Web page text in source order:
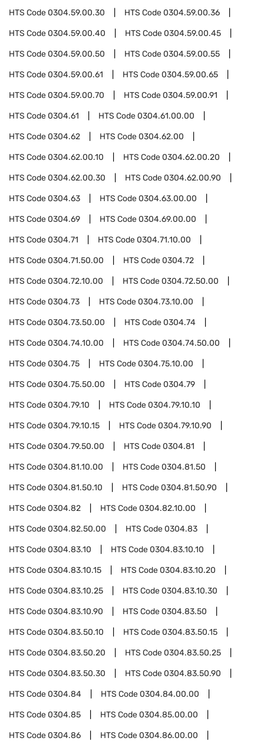
HTS Code0304.59.00.30 HTS Code0304.59.00.36
HTS Code0304.59.00.40 HTS Code0304.59.00.45
HTS Code0304.59.00.50 HTS Code0304.59.00.55
HTS Code0304.59.00.61 HTS Code0304.59.00.65
HTS Code0304.59.00.70 HTS Code0304.59.00.91
HTS Code0304.61 HTS Code0304.61.00.00
HTS Code0304.62 HTS Code0304.62.00
HTS Code0304.62.00.10 HTS Code0304.62.00.20
HTS Code0304.62.00.30 HTS Code0304.62.00.90
HTS Code0304.63 HTS Code0304.63.00.00
HTS Code0304.69 HTS Code0304.69.00.00
HTS Code0304.71 HTS Code0304.71.10.00
HTS Code0304.71.50.00 HTS Code0304.72
HTS Code0304.72.10.00 HTS Code0304.72.50.00
HTS Code0304.73 HTS Code0304.73.10.00
HTS Code0304.73.50.00 HTS Code0304.74
HTS Code0304.74.10.00 HTS Code0304.74.50.00
HTS Code0304.75 HTS Code0304.75.10.00
HTS Code0304.75.50.00 HTS Code0304.79
HTS Code0304.79.10 HTS Code0304.79.10.10
HTS Code0304.79.10.15 HTS Code0304.79.10.90
HTS Code0304.79.50.00 HTS Code0304.81
HTS Code0304.81.10.00 HTS Code0304.81.50
HTS Code0304.81.50.10 HTS Code0304.81.50.90
HTS Code0304.82 HTS Code0304.82.10.00
HTS Code0304.82.50.00 HTS Code0304.83
HTS Code0304.83.10 HTS Code0304.83.10.10
HTS Code0304.83.10.15 HTS Code0304.83.10.20
HTS Code0304.83.10.25 HTS Code0304.83.10.30
HTS Code0304.83.10.90 HTS Code0304.83.50
HTS Code0304.83.50.10 HTS Code0304.83.50.15
HTS Code0304.83.50.20 HTS Code0304.83.50.25
HTS Code0304.83.50.30 HTS Code0304.83.50.90
HTS Code0304.84 HTS Code0304.84.00.00
HTS Code0304.85 HTS Code0304.85.00.00
HTS Code0304.86 HTS Code0304.86.00.00